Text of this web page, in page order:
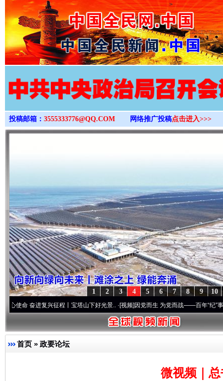
>
投稿邮箱： 3555333776@QQ.COM 网络推广投稿点击进入>>>
10
9
8
7
6
5
4
3
2
1
复兴征程丨宝塔山下好光景..·[视频]因党而生 为党而战——百年“纪”事⑧加强纪律..
首页 » 政要论坛
微视频｜